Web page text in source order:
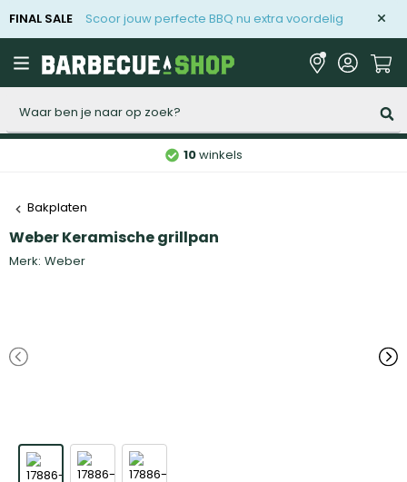
FINAL SALE Scoor jouw perfecte BBQ nu extra voordelig
10winkels
Bakplaten
Weber Keramische grillpan
Merk: Weber